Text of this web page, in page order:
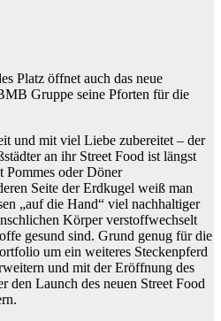
Platz öffnet auch das neue
Gruppe seine Pforten für die
und mit viel Liebe zubereitet – der
an ihr Street Food ist längst
oder Döner
Seite der Erdkugel weiß man
„auf die Hand“ viel nachhaltiger
Körper verstoffwechselt
gesund sind. Grund genug für die
um ein weiteres Steckenpferd
und mit der Eröffnung des
den Launch des neuen Street Food